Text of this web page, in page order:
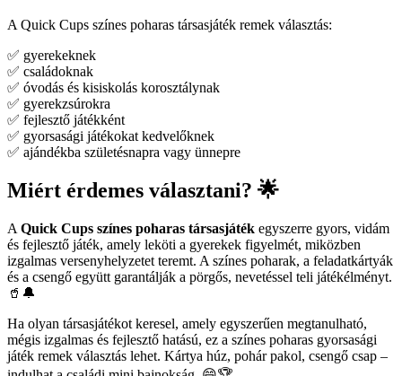
A Quick Cups színes poharas társasjáték remek választás:
✅ gyerekeknek
✅ családoknak
✅ óvodás és kisiskolás korosztálynak
✅ gyerekzsúrokra
✅ fejlesztő játékként
✅ gyorsasági játékokat kedvelőknek
✅ ajándékba születésnapra vagy ünnepre
Miért érdemes választani? 🌟
A Quick Cups színes poharas társasjáték egyszerre gyors, vidám
és fejlesztő játék, amely leköti a gyerekek figyelmét, miközben
izgalmas versenyhelyzetet teremt. A színes poharak, a feladatkártyák
és a csengő együtt garantálják a pörgős, nevetéssel teli játékélményt.
🥤🔔
Ha olyan társasjátékot keresel, amely egyszerűen megtanulható,
mégis izgalmas és fejlesztő hatású, ez a színes poharas gyorsasági
játék remek választás lehet. Kártya húz, pohár pakol, csengő csap –